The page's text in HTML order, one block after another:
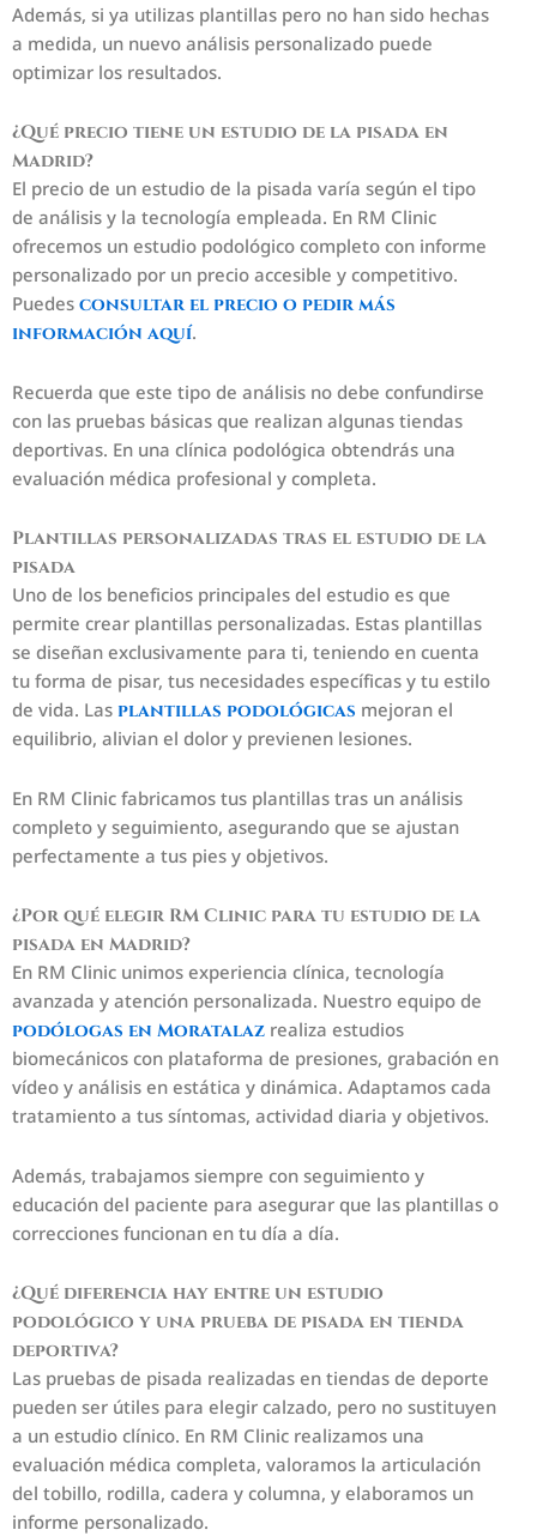
Además, si ya utilizas plantillas pero no han sido hechas
a medida, un nuevo análisis personalizado puede
optimizar los resultados.
¿Qué precio tiene un estudio de la pisada en
Madrid?
El precio de un estudio de la pisada varía según el tipo
de análisis y la tecnología empleada. En RM Clinic
ofrecemos un estudio podológico completo con informe
personalizado por un precio accesible y competitivo.
Puedes consultar el precio o pedir más
información aquí.
Recuerda que este tipo de análisis no debe confundirse
con las pruebas básicas que realizan algunas tiendas
deportivas. En una clínica podológica obtendrás una
evaluación médica profesional y completa.
Plantillas personalizadas tras el estudio de la
pisada
Uno de los beneficios principales del estudio es que
permite crear plantillas personalizadas. Estas plantillas
se diseñan exclusivamente para ti, teniendo en cuenta
tu forma de pisar, tus necesidades específicas y tu estilo
de vida. Las plantillas podológicas mejoran el
equilibrio, alivian el dolor y previenen lesiones.
En RM Clinic fabricamos tus plantillas tras un análisis
completo y seguimiento, asegurando que se ajustan
perfectamente a tus pies y objetivos.
¿Por qué elegir RM Clinic para tu estudio de la
pisada en Madrid?
En RM Clinic unimos experiencia clínica, tecnología
avanzada y atención personalizada. Nuestro equipo de
podólogas en Moratalaz realiza estudios
biomecánicos con plataforma de presiones, grabación en
vídeo y análisis en estática y dinámica. Adaptamos cada
tratamiento a tus síntomas, actividad diaria y objetivos.
Además, trabajamos siempre con seguimiento y
educación del paciente para asegurar que las plantillas o
correcciones funcionan en tu día a día.
¿Qué diferencia hay entre un estudio
podológico y una prueba de pisada en tienda
deportiva?
Las pruebas de pisada realizadas en tiendas de deporte
pueden ser útiles para elegir calzado, pero no sustituyen
a un estudio clínico. En RM Clinic realizamos una
evaluación médica completa, valoramos la articulación
del tobillo, rodilla, cadera y columna, y elaboramos un
informe personalizado.